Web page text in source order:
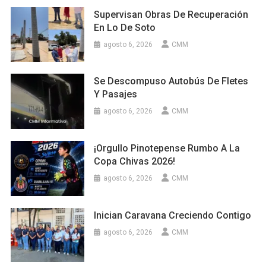
Supervisan Obras De Recuperación
En Lo De Soto
agosto 6, 2026 CMM
Se Descompuso Autobús De Fletes
Y Pasajes
agosto 6, 2026 CMM
¡Orgullo Pinotepense Rumbo A La
Copa Chivas 2026!
agosto 6, 2026 CMM
Inician Caravana Creciendo Contigo
agosto 6, 2026 CMM